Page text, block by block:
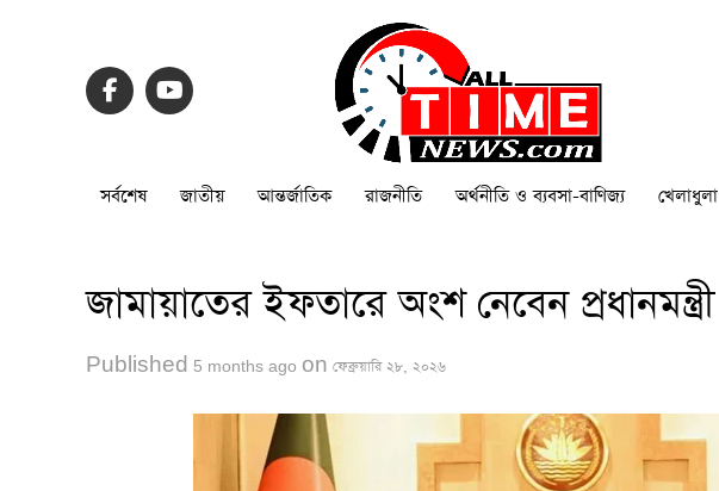
সর্বশেষ জাতীয় আন্তর্জাতিক রাজনীতি অর্থনীতি ও ব্যবসা-বাণিজ্য খেলাধুলা
জামায়াতের ইফতারে অংশ নেবেন প্রধানমন্ত্রী
Published 5 months ago on ফেব্রুয়ারি ২৮, ২০২৬